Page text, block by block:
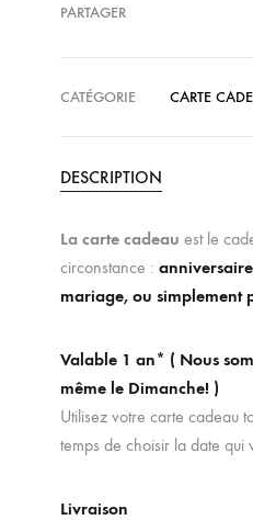
PARTAGER
CATÉGORIE CARTE
DESCRIPTION
La carte cadeau est le
circonstance :
mariage, ou simplement
Valable 1 an* ( Nous
même le Dimanche! )
Utilisez votre carte cadeau
temps de choisir la date qui
Livraison